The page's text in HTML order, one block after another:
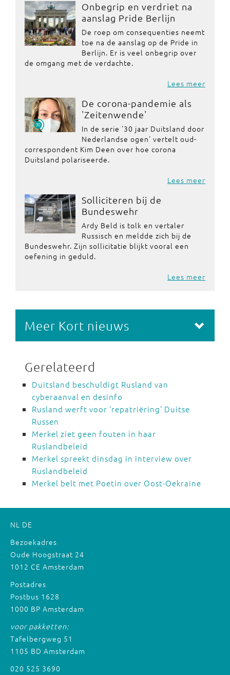
Onbegrip en verdriet na
aanslag Pride Berlijn
De roep om consequenties neemt
toe na de aanslag op de Pride in
Berlijn. Er is veel onbegrip over
de omgang met de verdachte.
Lees meer
De corona-pandemie als
'Zeitenwende'
In de serie '30 jaar Duitsland door
Nederlandse ogen' vertelt oud-
correspondent Kim Deen over hoe corona
Duitsland polariseerde.
Lees meer
Solliciteren bij de
Bundeswehr
Ardy Beld is tolk en vertaler
Russisch en meldde zich bij de
Bundeswehr. Zijn sollicitatie blijkt vooral een
oefening in geduld.
Lees meer
Meer Kort nieuws
Gerelateerd
Duitsland beschuldigt Rusland van
cyberaanval en desinfo
Rusland werft voor ‘repatriëring’ Duitse
Russen
Merkel ziet geen fouten in haar
Ruslandbeleid
Merkel spreekt dinsdag in interview over
Ruslandbeleid
Merkel belt met Poetin over Oost-Oekraïne
NL DE
Bezoekadres
Oude Hoogstraat 24
1012 CE Amsterdam
Postadres
Postbus 1628
1000 BP Amsterdam
voor pakketten:
Tafelbergweg 51
1105 BD Amsterdam
020 525 3690